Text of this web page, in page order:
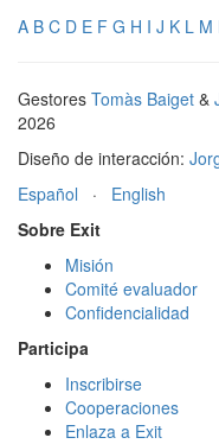
A B C D E F G H I J K L M
Gestores Tomàs Baiget &
2026
Diseño de interacción:
Español · English
Sobre Exit
Misión
Comité evaluador
Confidencialidad
Participa
Inscribirse
Cooperaciones
Enlaza a Exit